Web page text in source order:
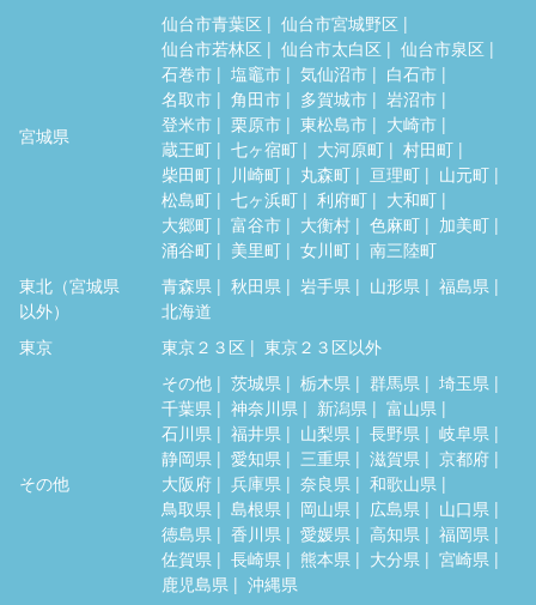
宮城県
仙台市青葉区
仙台市宮城野区
仙台市若林区
仙台市太白区
仙台市泉区
石巻市
塩竈市 気仙沼市
白石市
名取市
角田市 多賀城市
岩沼市
登米市
栗原市 東松島市
大崎市
蔵王町
七ヶ宿町 大河原町
村田町
柴田町
川崎町 丸森町 亘理町
山元町
松島町
七ヶ浜町 利府町
大和町
大郷町
富谷市 大衡村 色麻町
加美町
涌谷町
美里町 女川町
南三陸町
東北（宮城県
以外）
青森県 秋田県 岩手県 山形県
福島県
北海道
東京
東京２３区 東京２３区以外
その他
その他 茨城県 栃木県 群馬県
埼玉県
千葉県
神奈川県 新潟県
富山県
石川県
福井県 山梨県 長野県
岐阜県
静岡県
愛知県 三重県 滋賀県
京都府
大阪府
兵庫県 奈良県
和歌山県
鳥取県
島根県 岡山県 広島県
山口県
徳島県
香川県 愛媛県 高知県
福岡県
佐賀県
長崎県 熊本県 大分県
宮崎県
鹿児島県
沖縄県